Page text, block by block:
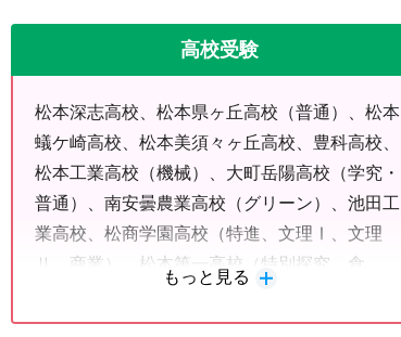
高校受験
松本深志高校、松本県ヶ丘高校（普通）、松本
蟻ケ崎高校、松本美須々ヶ丘高校、豊科高校、
松本工業高校（機械）、大町岳陽高校（学究・
普通）、南安曇農業高校（グリーン）、池田工
業高校、松商学園高校（特進、文理Ⅰ、文理
Ⅱ、商業）、松本第一高校（特別探究、食
国際高校（総進）
もっと見る